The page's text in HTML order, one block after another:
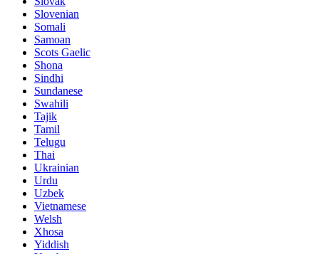
Slovenian
Somali
Samoan
Scots Gaelic
Shona
Sindhi
Sundanese
Swahili
Tajik
Tamil
Telugu
Thai
Ukrainian
Urdu
Uzbek
Vietnamese
Welsh
Xhosa
Yiddish